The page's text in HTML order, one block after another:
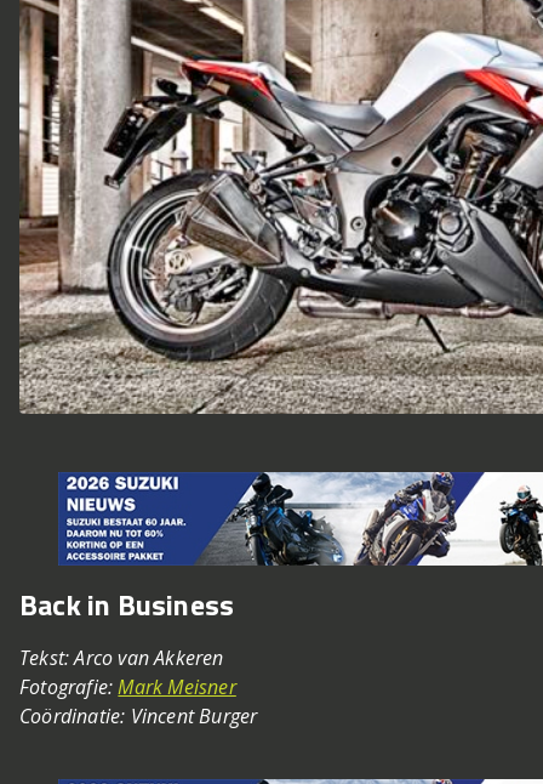
Back in Business
Tekst: Arco van Akkeren
Fotografie:Mark Meisner
Coördinatie: Vincent Burger